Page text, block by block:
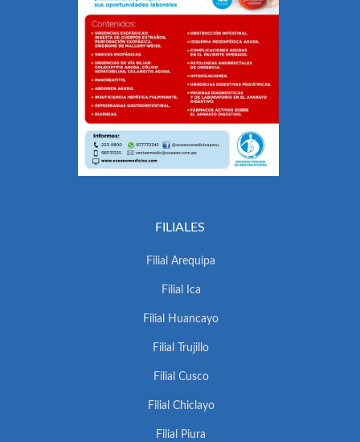
FILIALES
Filial Arequipa
Filial Ica
Filial Huancayo
Filial Trujillo
Filial Cusco
Filial Chiclayo
Filial Piura